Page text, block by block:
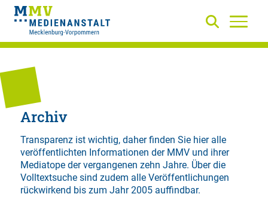
Archiv
Transparenz ist wichtig, daher finden Sie hier alle
veröffentlichten Informationen der MMV und ihrer
Mediatope der vergangenen zehn Jahre. Über die
Volltextsuchesind zudem alle Veröffentlichungen
rückwirkend bis zum Jahr 2005 auffindbar.